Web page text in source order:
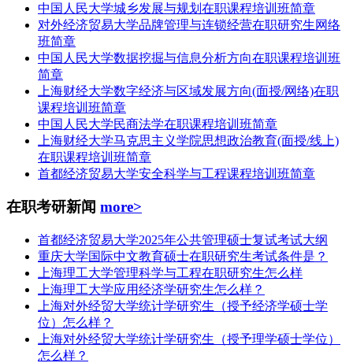
中国人民大学城乡发展与规划在职课程培训班简章
对外经济贸易大学品牌管理与连锁经营在职研究生网络
班简章
中国人民大学数据挖掘与信息分析方向在职课程培训班
简章
上海财经大学数字经济与区域发展方向(面授/网络)在职
课程培训班简章
中国人民大学民商法学在职课程培训班简章
上海财经大学马克思主义学院思想政治教育(面授/线上)
在职课程培训班简章
首都经济贸易大学安全科学与工程课程培训班简章
在职考研新闻 more>
首都经济贸易大学2025年公共管理硕士复试考试大纲
重庆大学国际中文教育硕士在职研究生考试条件是？
上海理工大学管理科学与工程在职研究生怎么样
上海理工大学应用经济学研究生怎么样？
上海对外经贸大学统计学研究生（授予经济学硕士学
位）怎么样？
上海对外经贸大学统计学研究生（授予理学硕士学位）
怎么样？